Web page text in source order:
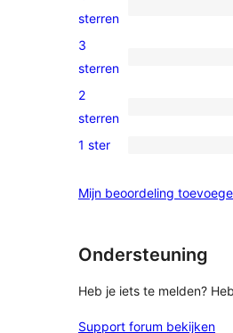
ster
0
4
sterren
sterren
0
3
sterren
3
sterren
0
2
beoordeling
2
sterren
0
sterren
1 ster
Mijn beoordeling
Ondersteuning
Heb je iets te melden?
Support forum bekijken